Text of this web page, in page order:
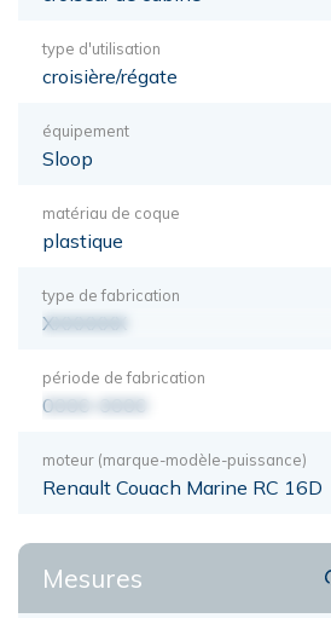
type d'utilisation
croisière/régate
équipement
Sloop
matériau de coque
plastique
type de fabrication
XXXXXXX
période de fabrication
0000-0000
moteur (marque-modèle-puissance)
Renault Couach Marine RC 16D
Mesures